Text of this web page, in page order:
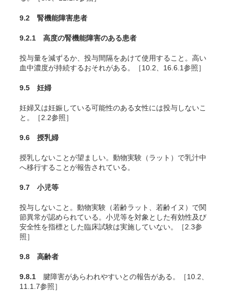
9.2 腎機能障害患者
9.2.1 高度の腎機能障害のある患者
投与量を減ずるか、投与間隔をあけて使用すること。高い
血中濃度が持続するおそれがある。［10.2、16.6.1参照］
9.5 妊婦
妊婦又は妊娠している可能性のある女性には投与しないこ
と。［2.2参照］
9.6 授乳婦
授乳しないことが望ましい。動物実験（ラット）で乳汁中
へ移行することが報告されている。
9.7 小児等
投与しないこと。動物実験（若齢ラット、若齢イヌ）で関
節異常が認められている。小児等を対象とした有効性及び
安全性を指標とした臨床試験は実施していない。［2.3参
照］
9.8 高齢者
9.8.1 腱障害があらわれやすいとの報告がある。［10.2、
11.1.7参照］